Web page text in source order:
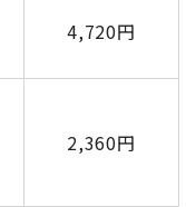
4,720円
2,360円